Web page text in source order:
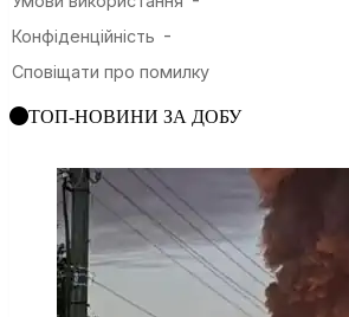
ТОП-НОВИНИ ЗА ДОБУ